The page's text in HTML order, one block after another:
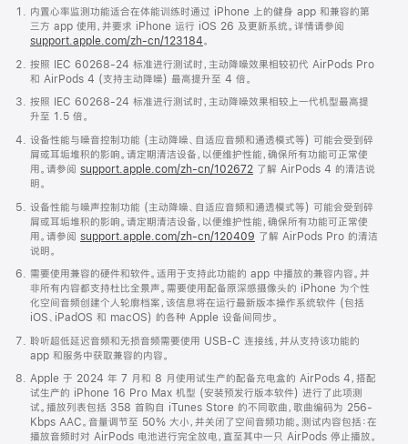
内置心率监测功能适合在体能训练时通过 iPhone 上的健身 app 和兼容的第
三方 app 使用，并要求 iPhone 运行 iOS 26 及更新系统。详情请参阅
support.apple.com/zh-cn/123184。
按照 IEC 60268-24 标准进行测试时，主动降噪效果相较初代 AirPods Pro
和 AirPods 4 (支持主动降噪) 最高提升至 4 倍。
按照 IEC 60268-24 标准进行测试时，主动降噪效果相较上一代机型最高提
升至 1.5 倍。
设备性能与噪音控制功能 (主动降噪、自适应音频和通透模式等) 可能会受到碎
屑或耳垢堆积的影响。请定期清洁设备，以便维护性能，确保所有功能可正常使
用。请参阅 support.apple.com/zh-cn/102672 了解 AirPods 4 的清洁说
明。
设备性能与噪声控制功能 (主动降噪、自适应音频和通透模式等) 可能会受到碎
屑或耳垢堆积的影响。请定期清洁设备，以便维护性能，确保所有功能可正常使
用。请参阅 support.apple.com/zh-cn/120409 了解 AirPods Pro 的清洁
说明。
需要使用兼容的硬件和软件。适用于支持此功能的 app 中播放的兼容内容。并
非所有内容都支持杜比全景声。需要使用配备原深感摄像头的 iPhone 为个性
化空间音频创建个人轮廓档案，该信息将在运行最新版本操作系统软件 (包括
iOS、iPadOS 和 macOS) 的各种 Apple 设备间同步。
聆听超低延迟音频和无损音频需要使用 USB-C 连接线，并从支持该功能的
app 和服务中获取兼容的内容。
Apple 于 2024 年 7 月和 8 月使用试生产的配备充电盒的 AirPods 4，搭配
试生产的 iPhone 16 Pro Max 机型 (安装预发行版本软件) 进行了此项测
试。播放列表包括 358 首购自 iTunes Store 的不同歌曲，歌曲编码为 256-
Kbps AAC。音量调节至 50% 大小，并关闭了空间音频功能。测试内容包括：在
播放音频时对 AirPods 电池进行完全放电，直至其中一只 AirPods 停止播放。